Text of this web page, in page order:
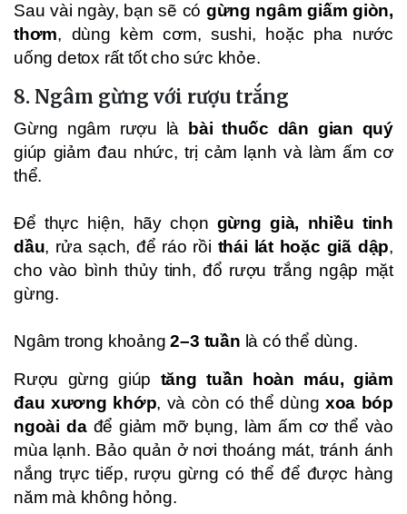
Sau vài ngày, bạn sẽ có gừng ngâm giấm giòn,
thơm, dùng kèm cơm, sushi, hoặc pha nước
uống detox rất tốt cho sức khỏe.
8. Ngâm gừng với rượu trắng
Gừng ngâm rượu là
bài thuốc dân gian quý
giúp giảm đau nhức, trị cảm lạnh và làm ấm cơ
thể.
Để thực hiện, hãy chọn gừng già, nhiều tinh
dầu, rửa sạch, để ráo rồi thái lát hoặc giã dập,
cho vào bình thủy tinh, đổ rượu trắng ngập mặt
gừng.
Ngâm trong khoảng2–3 tuần là có thể dùng.
Rượu gừng giúp tăng tuần hoàn máu, giảm
đau xương khớp, và còn có thể dùng xoa bóp
ngoài dađể giảm mỡ bụng, làm ấm cơ thể vào
mùa lạnh. Bảo quản ở nơi thoáng mát, tránh ánh
nắng trực tiếp, rượu gừng có thể để được hàng
năm mà không hỏng.